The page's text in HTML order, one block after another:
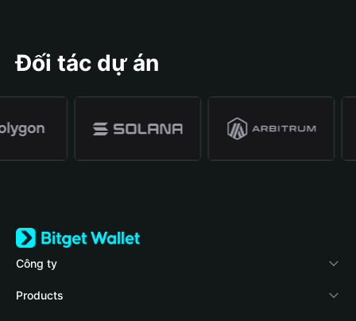
Đối tác dự án
Công ty
Về Bitget Wallet
Products